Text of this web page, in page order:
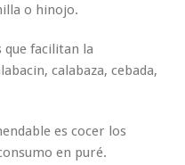
o hinojo.
que facilitan la
calabaza, cebada,
es cocer los
en puré.